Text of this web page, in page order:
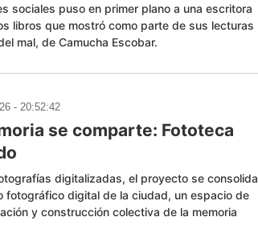
sociales puso en primer plano a una escritora
libros que mostró como parte de sus lecturas
mal, de Camucha Escobar.
- 20:52:42
se comparte: Fototeca
digitalizadas, el proyecto se consolida
fotográfico digital de la ciudad, un espacio de
y construcción colectiva de la memoria